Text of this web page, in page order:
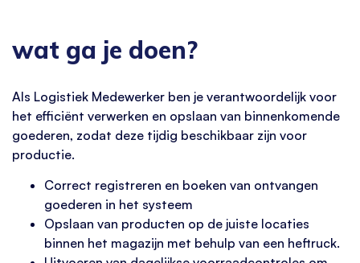
wat ga je doen?
Als Logistiek Medewerker ben je verantwoordelijk voor
het efficiënt verwerken en opslaan van binnenkomende
goederen, zodat deze tijdig beschikbaar zijn voor
productie.
Correct registreren en boeken van ontvangen
goederen in het systeem
Opslaan van producten op de juiste locaties
binnen het magazijn met behulp van een heftruck.